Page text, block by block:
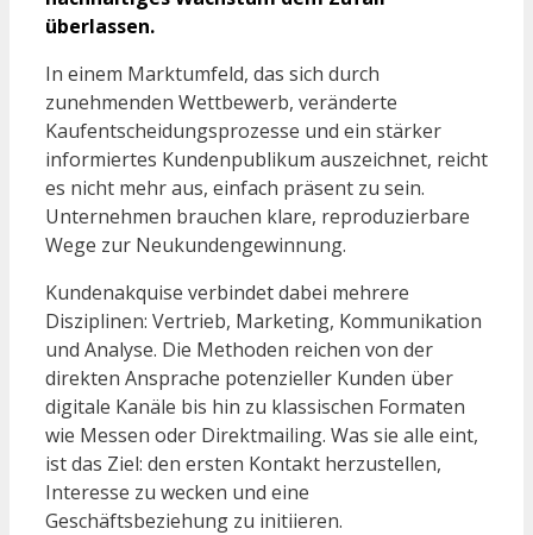
überlassen.
In einem Marktumfeld, das sich durch
zunehmenden Wettbewerb, veränderte
Kaufentscheidungsprozesse und ein stärker
informiertes Kundenpublikum auszeichnet, reicht
es nicht mehr aus, einfach präsent zu sein.
Unternehmen brauchen klare, reproduzierbare
Wege zur Neukundengewinnung.
Kundenakquise verbindet dabei mehrere
Disziplinen: Vertrieb, Marketing, Kommunikation
und Analyse. Die Methoden reichen von der
direkten Ansprache potenzieller Kunden über
digitale Kanäle bis hin zu klassischen Formaten
wie Messen oder Direktmailing. Was sie alle eint,
ist das Ziel: den ersten Kontakt herzustellen,
Interesse zu wecken und eine
Geschäftsbeziehung zu initiieren.